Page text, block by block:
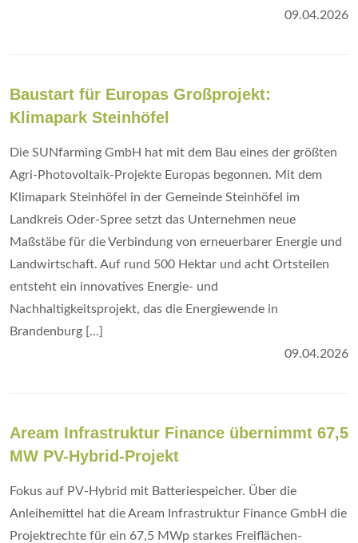
09.04.2026
Baustart für Europas Großprojekt:
Klimapark Steinhöfel
Die SUNfarming GmbH hat mit dem Bau eines der größten
Agri-Photovoltaik-Projekte Europas begonnen. Mit dem
Klimapark Steinhöfel in der Gemeinde Steinhöfel im
Landkreis Oder-Spree setzt das Unternehmen neue
Maßstäbe für die Verbindung von erneuerbarer Energie und
Landwirtschaft. Auf rund 500 Hektar und acht Ortsteilen
entsteht ein innovatives Energie- und
Nachhaltigkeitsprojekt, das die Energiewende in
Brandenburg [...]
09.04.2026
Aream Infrastruktur Finance übernimmt 67,5
MW PV-Hybrid-Projekt
Fokus auf PV-Hybrid mit Batteriespeicher. Über die
Anleihemittel hat die Aream Infrastruktur Finance GmbH die
Projektrechte für ein 67,5 MWp starkes Freiflächen-